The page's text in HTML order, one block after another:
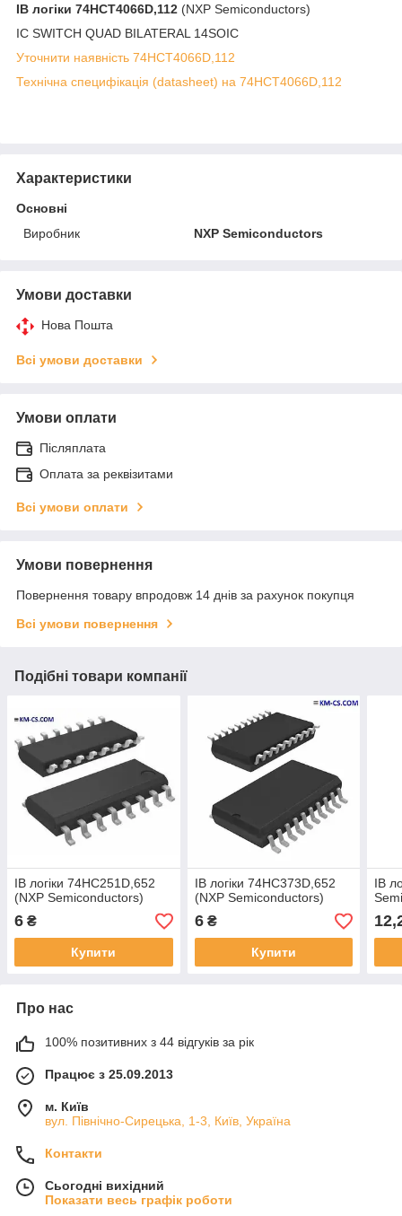
ІВ логіки 74HCT4066D,112 (NXP Semiconductors)
IC SWITCH QUAD BILATERAL 14SOIC
Уточнити наявність 74HCT4066D,112
Технічна специфікація (datasheet) на 74HCT4066D,112
Характеристики
Основні
Виробник
NXP Semiconductors
Умови доставки
Нова Пошта
Всі умови доставки
Умови оплати
Післяплата
Оплата за реквізитами
Всі умови оплати
Умови повернення
Повернення товару впродовж 14 днів за рахунок покупця
Всі умови повернення
Подібні товари компанії
ІВ логіки 74HC251D,652
(NXP Semiconductors)
6 ₴
Купити
ІВ логіки 74HC373D,652
(NXP Semiconductors)
6₴
Купити
ІВ
Про нас
100% позитивних з 44 відгуків за рік
Працює з 25.09.2013
м. Київ
вул. Північно-Сирецька, 1-3, Київ, Україна
Контакти
Сьогодні вихідний
Показати весь графік роботи